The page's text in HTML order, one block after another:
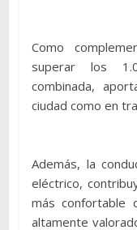
Como
superar los
combinada,
ciudad como en
Además, la
eléctrico,
más confortable
altamente